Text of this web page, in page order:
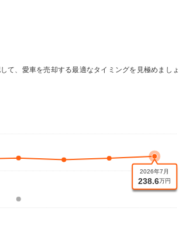
て、愛車を売却する最適なタイミングを見極めましょ